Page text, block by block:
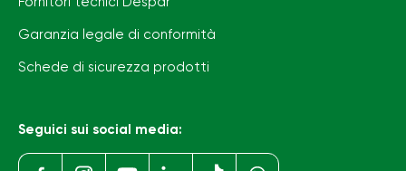
Garanzia legale di conformità
Schede di sicurezza prodotti
Seguici sui social media: